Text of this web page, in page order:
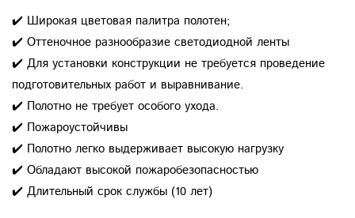
✔️ Широкая цветовая палитра полотен;
✔️ Оттеночное разнообразие светодиодной ленты
✔️ Для установки конструкции не требуется проведение
подготовительных работ и выравнивание.
✔️ Полотно не требует особого ухода.
✔️ Пожароустойчивы
✔️ Полотно легко выдерживает высокую нагрузку
✔️ Обладают высокой пожаробезопасностью
✔️ Длительный срок службы (10 лет)